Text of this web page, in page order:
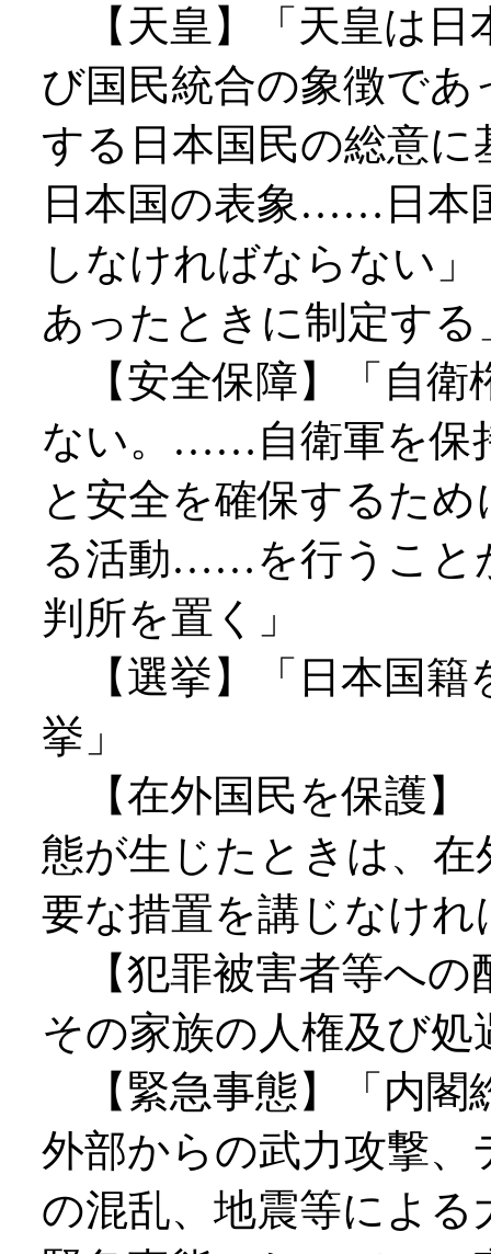
【天皇】「天皇は日
び国民統合の象徴で
する日本国民の総意
日本国の表象……日本
しなければならない
あったときに制定する
【安全保障】「自衛
ない。……自衛軍を保
と安全を確保するた
る活動……を行うこ
判所を置く」
【選挙】「日本国籍
挙」
【在外国民を保護】
態が生じたときは、
要な措置を講じなけ
【犯罪被害者等への
その家族の人権及び処
【緊急事態】「内閣
外部からの武力攻撃
の混乱、地震等によ